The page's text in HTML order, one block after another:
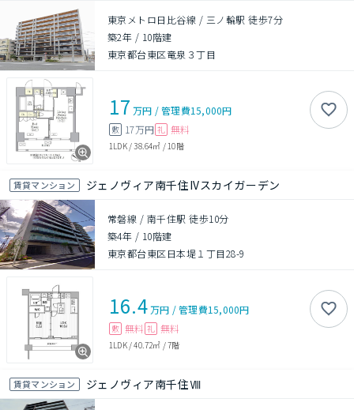
東京メトロ日比谷線 / 三ノ輪駅 徒歩7分
築2年 / 10階建
東京都台東区竜泉３丁目
17 万円 /管理費15,000円
敷 17万円 礼 無料
1LDK/38.64㎡ / 10階
賃貸マンション ジェノヴィア南千住IVスカイガーデン
常磐線 / 南千住駅 徒歩10分
築4年 / 10階建
東京都台東区日本堤１丁目28-9
16.4万円 /管理費15,000円
敷 無料 礼 無料
1LDK/40.72㎡ /7階
賃貸マンション ジェノヴィア南千住Ⅷ